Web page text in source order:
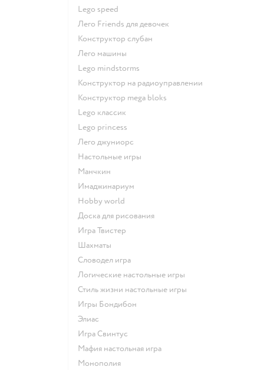
Lego speed
Лего Friends для девочек
Конструктор слубан
Лего машины
Lego mindstorms
Конструктор на радиоуправлении
Конструктор mega bloks
Lego классик
Lego princess
Лего джуниорс
Настольные игры
Манчкин
Имаджинариум
Hobby world
Доска для рисования
Игра Твистер
Шахматы
Словодел игра
Логические настольные игры
Стиль жизни настольные игры
Игры Бондибон
Элиас
Игра Свинтус
Мафия настольная игра
Монополия